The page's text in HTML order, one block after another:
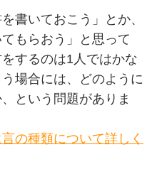
書いておこう」とか、
もらおう」と思って
するのは1人ではかな
場合には、どのように
という問題がありま
の種類について詳しく